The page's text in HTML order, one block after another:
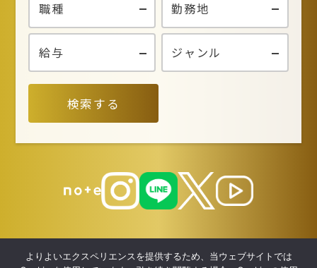
検索する
よりよいエクスペリエンスを提供するため、当ウェブサイトでは